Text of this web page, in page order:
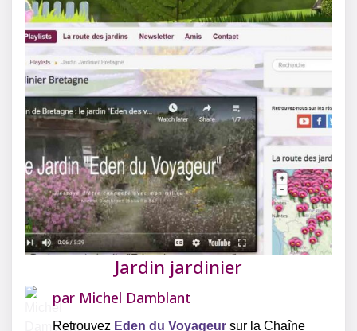
Jardin jardinier
par Michel Damblant
Retrouvez Eden du Voyageur sur la Chaîne